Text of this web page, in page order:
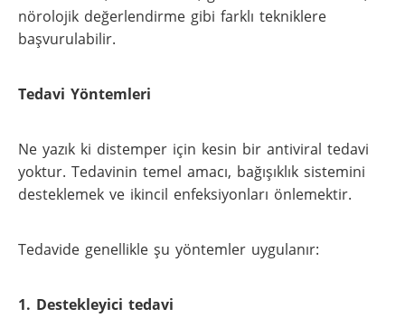
nörolojik değerlendirme gibi farklı tekniklere
başvurulabilir.
Tedavi Yöntemleri
Ne yazık ki distemper için kesin bir antiviral tedavi
yoktur. Tedavinin temel amacı, bağışıklık sistemini
desteklemek ve ikincil enfeksiyonları önlemektir.
Tedavide genellikle şu yöntemler uygulanır:
1. Destekleyici tedavi